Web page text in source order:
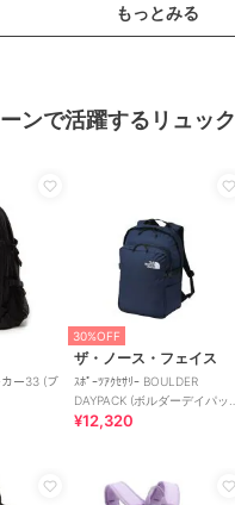
もっとみる
ンで活躍するリュック
カー33 (ブ
30%OFF
ザ・ノース・フェイス
ｽﾎﾟｰﾂｱｸｾｻﾘｰ BOULDER
DAYPACK (ボルダーデイパッ
ク)
¥12,320